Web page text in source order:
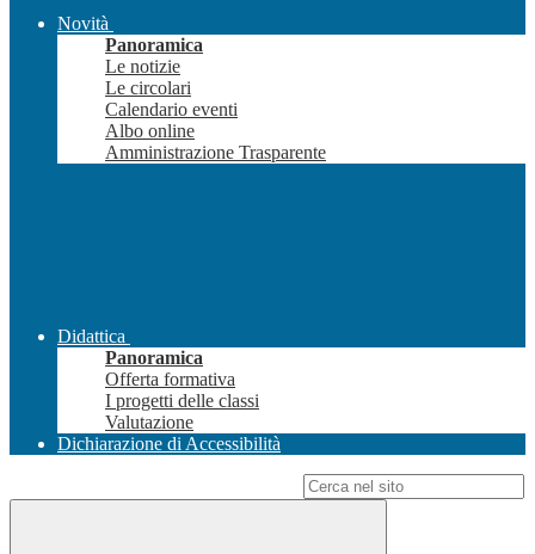
Novità
Panoramica
Le notizie
Le circolari
Calendario eventi
Albo online
Amministrazione Trasparente
Didattica
Panoramica
Offerta formativa
I progetti delle classi
Valutazione
Dichiarazione di Accessibilità